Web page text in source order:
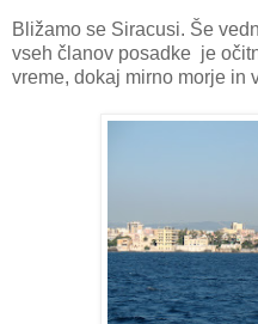
Bližamo se Siracusi. Še
vseh članov posadke je
vreme, dokaj mirno morje in